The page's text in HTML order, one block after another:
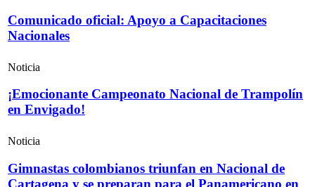
Comunicado oficial: Apoyo a Capacitaciones
Nacionales
Noticia
¡Emocionante Campeonato Nacional de Trampolín
en Envigado!
Noticia
Gimnastas colombianos triunfan en Nacional de
Cartagena y se preparan para el Panamericano en